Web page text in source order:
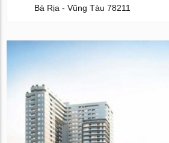
Bà Rịa - Vũng Tàu 78211